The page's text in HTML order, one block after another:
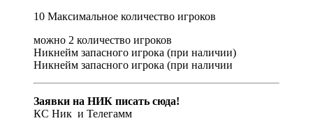
10 Максимальное количество игроков
можно 2 количество игроков
Никнейм запасного игрока (при наличии)
Никнейм запасного игрока (при наличии
Заявки на НИК писать сюда!
КС Ник и Телегамм